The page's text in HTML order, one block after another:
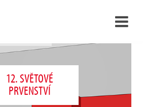
›
12. SVĚTOVÉ
PRVENSTVÍ